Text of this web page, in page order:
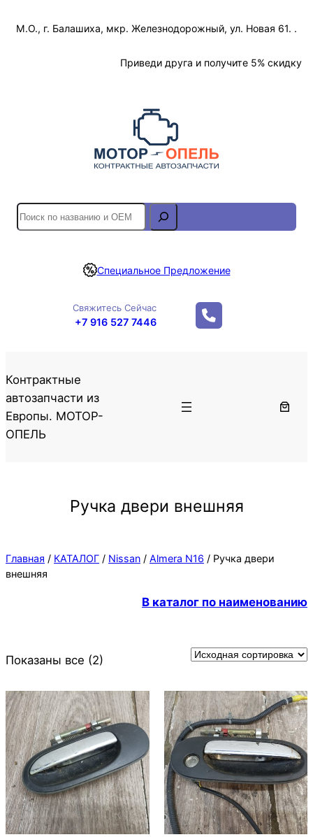
М.О., г. Балашиха, мкр. Железнодорожный, ул. Новая 61. .
Приведи друга и получите 5% скидку
S
e
r
Специальное Предложение
Свяжитесь Сейчас
+7 916 527 7446
Контрактные
автозапчасти из
Европы. МОТОР-
ОПЕЛЬ
Ручка двери внешняя
Главная / КАТАЛОГ / Nissan / Almera N16 / Ручка двери
внешняя
В каталог по наименованию
Показаны все (2)